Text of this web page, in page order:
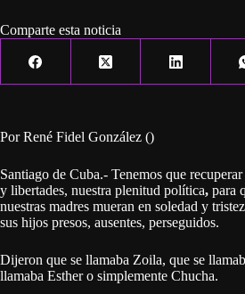
Comparte esta noticia
Por René Fidel González ()
Santiago de Cuba.- Tenemos que
y libertades, nuestra plenitud política, para
nuestras madres mueran en soledad y
sus hijos presos, ausentes, perseguidos.
Dijeron que se llamaba Zoila, que se
llamaba Esther o simplemente Chucha.